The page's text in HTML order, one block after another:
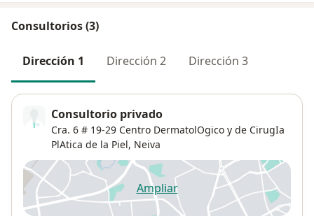
Consultorios (3)
Dirección 1 Dirección 2 Dirección 3
Consultorio privado
Cra. 6 # 19-29 Centro DermatolOgico y de CirugIa
PlAtica de la Piel, Neiva
Ampliarse abre en una nueva